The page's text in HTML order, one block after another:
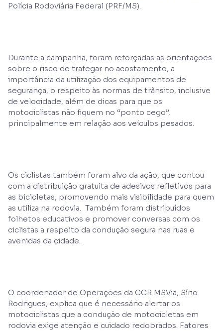
Polícia Rodoviária Federal (PRF/MS).
Durante a campanha, foram reforçadas as orientações
sobre o risco de trafegar no acostamento, a
importância da utilização dos equipamentos de
segurança, o respeito às normas de trânsito, inclusive
de velocidade, além de dicas para que os
motociclistas não fiquem no “ponto cego”,
principalmente em relação aos veículos pesados.
Os ciclistas também foram alvo da ação, que contou
com a distribuição gratuita de adesivos refletivos para
as bicicletas, promovendo mais visibilidade para quem
as utiliza na rodovia. Também foram distribuídos
folhetos educativos e promover conversas com os
ciclistas a respeito da condução segura nas ruas e
avenidas da cidade.
O coordenador de Operações da CCR MSVia, Sírio
Rodrigues, explica que é necessário alertar os
motociclistas que a condução de motocicletas em
rodovia exige atenção e cuidado redobrados. Fatores